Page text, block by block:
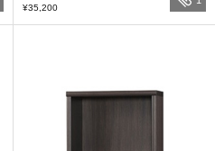
¥35,200